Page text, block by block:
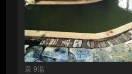
泉 9湯